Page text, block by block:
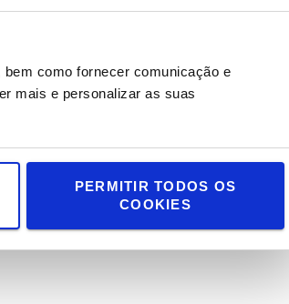
como fornecer comunicação e
mais e personalizar as suas
PERMITIR TODOS OS
COOKIES
Dados de Atividade e Movimento
na análise da produtividade e
dados de processos e analisam a